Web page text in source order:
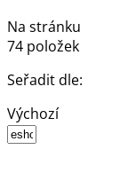
Na stránku
74 položek
Seřadit dle:
Výchozí